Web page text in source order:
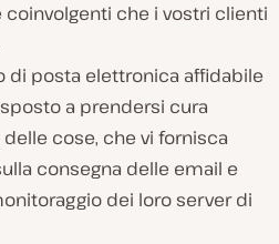
coinvolgenti che i vostri clienti
di posta elettronica affidabile
a prendersi cura
cose, che vi fornisca
consegna delle email e
dei loro server di